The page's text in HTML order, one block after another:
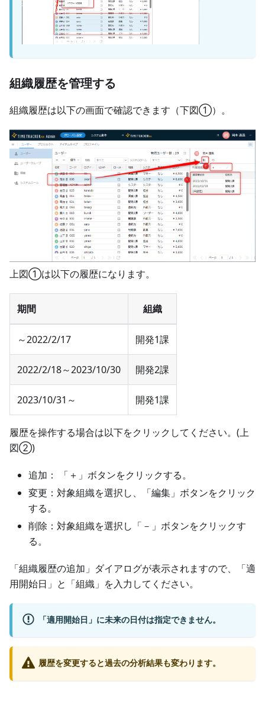
組織履歴を管理する
組織履歴は以下の画面で確認できます（下図①）。
上図①は以下の履歴になります。
期間 組織
～2022/2/17 開発1課
2022/2/18～2023/10/30 開発2課
2023/10/31～ 開発1課
履歴を操作する場合は以下をクリックしてください。(上
図②)
追加： 「＋」ボタンをクリックする。
変更：対象組織を選択し、「編集」ボタンをクリック
する。
削除：対象組織を選択し「－」ボタンをクリックす
る。
「組織履歴の追加」ダイアログが表示されますので、「適
用開始日」と「組織」を入力してください。
「適用開始日」に未来の日付は指定できません。
履歴を変更すると過去の分析結果も変わります。